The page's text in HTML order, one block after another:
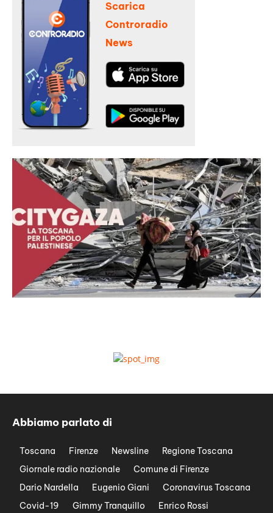
Scarica
Controradio
News
Abbiamo parlato di
Toscana Firenze Newsline
Regione Toscana
Giornale radio nazionale
Comune di Firenze
Dario Nardella
Eugenio Giani
Coronavirus Toscana
Covid-19
Gimmy Tranquillo
Enrico Rossi